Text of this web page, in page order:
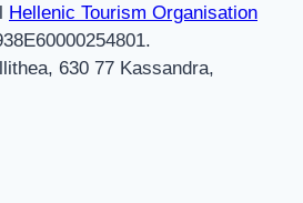
Hellenic Tourism Organisation
630 77 Kassandra,